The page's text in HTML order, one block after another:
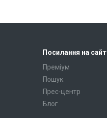
Посилання на сайт
Преміум
Пошук
Прес-центр
Блог